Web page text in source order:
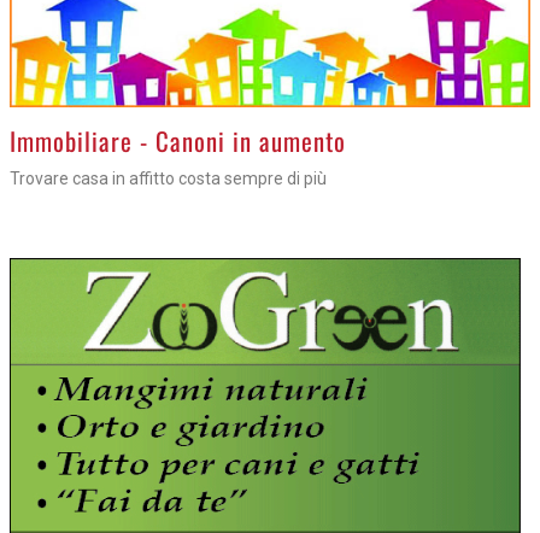
>Immobiliare - Canoni in aumento
Trovare casa in affitto costa sempre di più